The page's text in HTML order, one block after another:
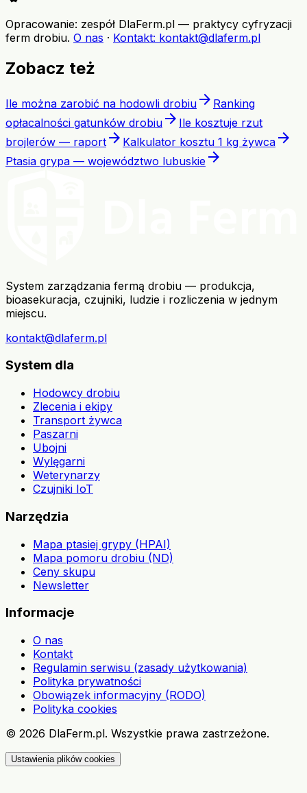
Opracowanie: zespół DlaFerm.pl — praktycy cyfryzacji
ferm drobiu. O nas · Kontakt: kontakt@dlaferm.pl
Zobacz też
Ile można zarobić na hodowli drobiu arrow_forward Ranking
opłacalności gatunków drobiu arrow_forward Ile kosztuje rzut
brojlerów — raport arrow_forward Kalkulator kosztu 1 kg żywca arrow_forward
Ptasia grypa — województwo lubuskie arrow_forward
System zarządzania fermą drobiu — produkcja,
bioasekuracja, czujniki, ludzie i rozliczenia w jednym
miejscu.
kontakt@dlaferm.pl
System dla
Hodowcy drobiu
Zlecenia i ekipy
Transport żywca
Paszarni
Ubojni
Wylęgarni
Weterynarzy
Czujniki IoT
Narzędzia
Mapa ptasiej grypy (HPAI)
Mapa pomoru drobiu (ND)
Ceny skupu
Newsletter
Informacje
O nas
Kontakt
Regulamin serwisu (zasady użytkowania)
Polityka prywatności
Obowiązek informacyjny (RODO)
Polityka cookies
© 2026 DlaFerm.pl. Wszystkie prawa zastrzeżone.
Ustawienia plików cookies